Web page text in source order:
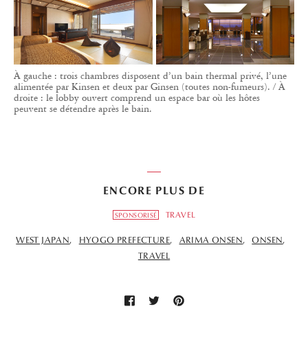
À gauche : trois chambres disposent d’un bain thermal privé, l’une
alimentée par Kinsen et deux par Ginsen (toutes non-fumeurs). / À
droite : le lobby ouvert comprend un espace bar où les hôtes
peuvent se détendre après le bain.
ENCORE PLUS DE
SPONSORISÉ TRAVEL
WEST JAPAN HYOGO PREFECTURE ARIMA ONSEN
ONSEN
TRAVEL